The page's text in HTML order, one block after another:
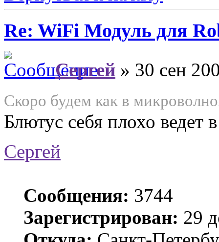
Re: WiFi Модуль для
Сергей » 30 сен
Скоро будем как в
Блютус себя плохо ведет
Сергей
Сообщения: 3744
Зарегистрирован: 29